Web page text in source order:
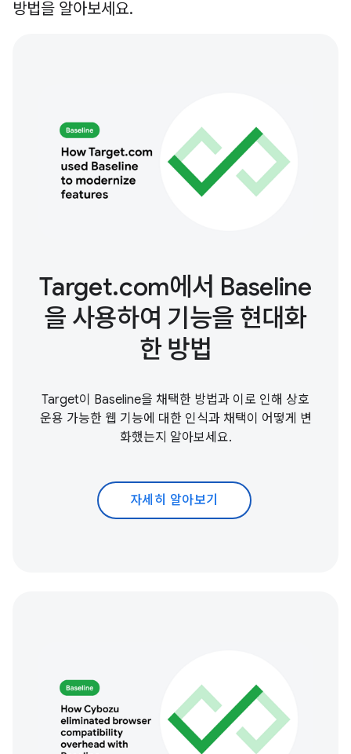
방법을 알아보세요.
Target.com에서 Baseline
을 사용하여 기능을 현대화
한 방법
Target이 Baseline을 채택한 방법과 이로 인해 상호
운용 가능한 웹 기능에 대한 인식과 채택이 어떻게 변
화했는지 알아보세요.
자세히 알아보기